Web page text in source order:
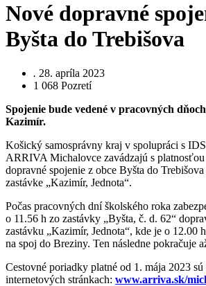
Nové dopravné
Byšta do Trebišova
. 28. apríla 2023
1 068 Pozretí
Spojenie bude vedené v pracovných
Kazimír.
Košický samosprávny kraj v spolupráci s
ARRIVA Michalovce zavádzajú s
dopravné spojenie z obce Byšta do Trebišova
zastávke „Kazimír, Jednota“.
Počas pracovných dní školského roka
o 11.56 h zo zastávky „Byšta, č. d. 62“
zastávku „Kazimír, Jednota“, kde je o 12.00
na spoj do Breziny. Ten následne pokračuje
Cestovné poriadky platné od 1. mája 2023 sú
internetových stránkach: www.arriva.sk/